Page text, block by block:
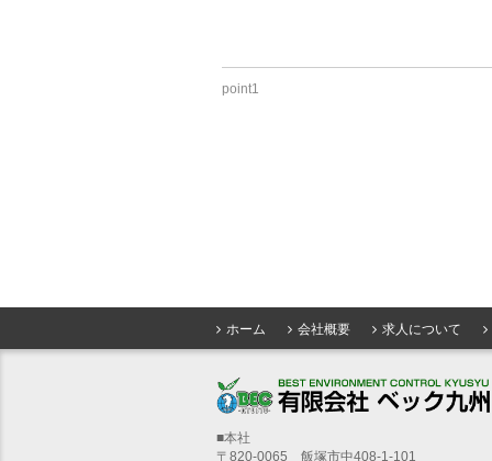
point1
ホーム 会社概要 求人について
■本社
〒820-0065 飯塚市中408-1-101